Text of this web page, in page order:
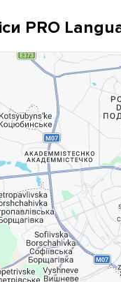
клуби.
Індивідуальний підхід.
Націленість на
PRO